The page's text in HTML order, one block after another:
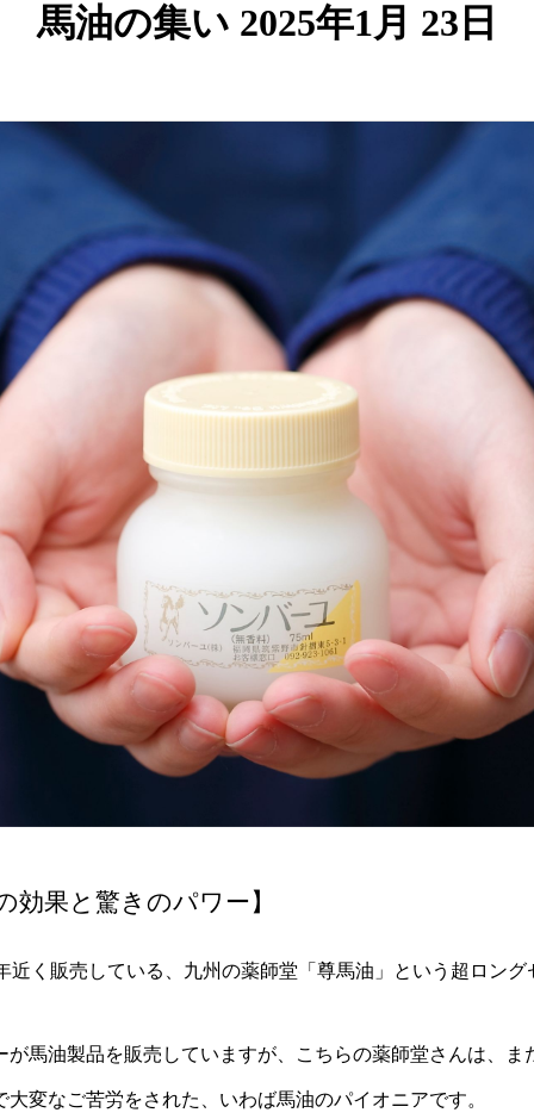
馬油の集い 2025年1月 23日
効果と驚きのパワー】
近く販売している、九州の薬師堂「尊馬油」という超ロン
が馬油製品を販売していますが、こちらの薬師堂さんは、ま
変なご苦労をされた、いわば馬油のパイオニアです。